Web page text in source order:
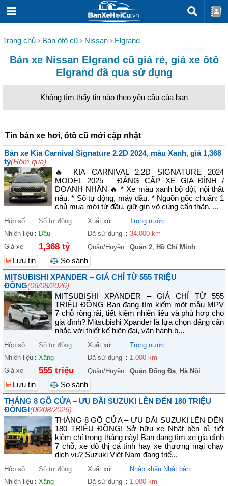
Trang chủ Bán ôtô cũ Nissan Elgrand
Bán xe Nissan Elgrand cũ giá rẻ, giá xe ôtô
Elgrand đã qua sử dụng
Không tìm thấy tin nào theo yêu cầu của bạn
Tin bán xe hơi, ôtô cũ mới cập nhật
Bán xe Kia Carnival Signature 2.2D 2024, màu Xanh, giá 1,368
tỷ(Hôm qua)
🔥 KIA CARNIVAL 2.2D SIGNATURE 2024
MODEL 2025 – ĐẲNG CẤP XE GIA ĐÌNH /
DOANH NHÂN 🔥 * Xe màu xanh bộ đội, nội thất
nâu. * Số tự động, máy dầu. * Nguồn gốc chuẩn: 1
chủ mua mới từ đầu, giữ gìn vô cùng cẩn thận. ...
Hộp số : Số tự động Xuất xứ : Trong nước
Nhiên liệu : Dầu Đã sử dụng : 34.000 km
Giá xe
: 1,368 tỷ Quận/Huyện : Quận 2, Hồ Chí Minh
Lưu tin
So sánh
MITSUBISHI XPANDER – GIÁ CHỈ TỪ 555 TRIỆU
ĐỒNG(06/08/2026)
MITSUBISHI XPANDER – GIÁ CHỈ TỪ 555
TRIỆU ĐỒNG Bạn đang tìm kiếm một mẫu MPV
7 chỗ rộng rãi, tiết kiệm nhiên liệu và phù hợp cho
gia đình? Mitsubishi Xpander là lựa chọn đáng cân
nhắc với thiết kế hiện đại, vận hành b...
Hộp số : Số tự động Xuất xứ : Trong nước
Nhiên liệu : Xăng Đã sử dụng : 1.000 km
Giá xe
: 555 triệu Quận/Huyện : Quận Đống Đa, Hà Nội
Lưu tin
So sánh
THÁNG 8 GÕ CỬA – ƯU ĐÃI SUZUKI LÊN ĐẾN 180 TRIỆU
ĐỒNG!(06/08/2026)
THÁNG 8 GÕ CỬA – ƯU ĐÃI SUZUKI LÊN ĐẾN
180 TRIỆU ĐỒNG! Sở hữu xe Nhật bền bỉ, tiết
kiệm chỉ trong tháng này! Bạn đang tìm xe gia đình
7 chỗ, xe đô thị cá tính hay xe thương mại chạy
dịch vụ? Suzuki Việt Nam đang triể...
Hộp số : Số tự động Xuất xứ : Nhập khẩu Nhật bản
Nhiên liệu : Xăng Đã sử dụng : 1.000 km